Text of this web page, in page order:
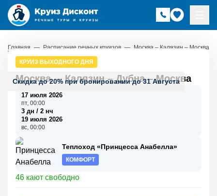
Главная — Расписание речных круизов — Москва – Калязин – Москва
Скидка до 20% при бронировании до 31 Августа
КРУИЗ ВЫХОДНОГО ДНЯ
Москва – Калязин–Дубна–Москва
17 июля 2026
пт, 00:00
3 дн / 2 нч
19 июля 2026
вс, 00:00
Теплоход «Принцесса Анабелла»
КОМФОРТ
46 кают свободно